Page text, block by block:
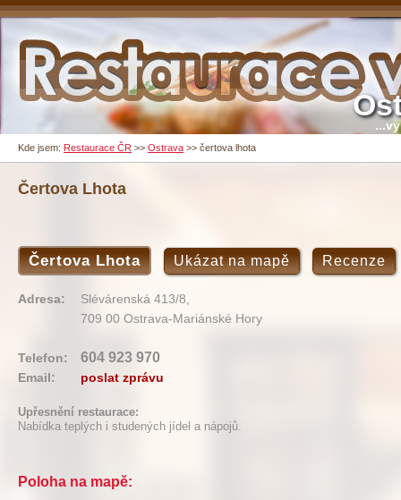
Kde jsem: Restaurace ČR >> Ostrava >> čertova lhota
Čertova Lhota
Čertova Lhota Ukázat na mapě Recenze
Adresa:
Slévárenská 413/8,
709 00 Ostrava-Mariánské Hory
Telefon: 604 923 970
Email: poslat zprávu
Upřesnění restaurace:
Nabídka teplých i studených jídel a nápojů.
Poloha na mapě: